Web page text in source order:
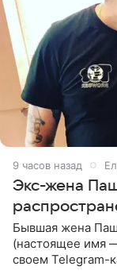
9 часов назад
Экс-жена
Бывшая жена
(настоящее имя
своем Telegram-